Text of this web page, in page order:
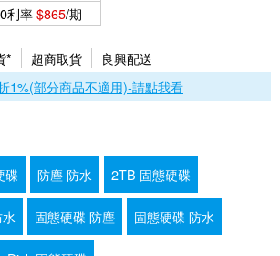
利率$865/期
* 超商取貨
良興配送
1%(部分商品不適用)-請點我看
碟 防塵 防水 2TB 固態硬碟
固態硬碟 防塵 固態硬碟 防水